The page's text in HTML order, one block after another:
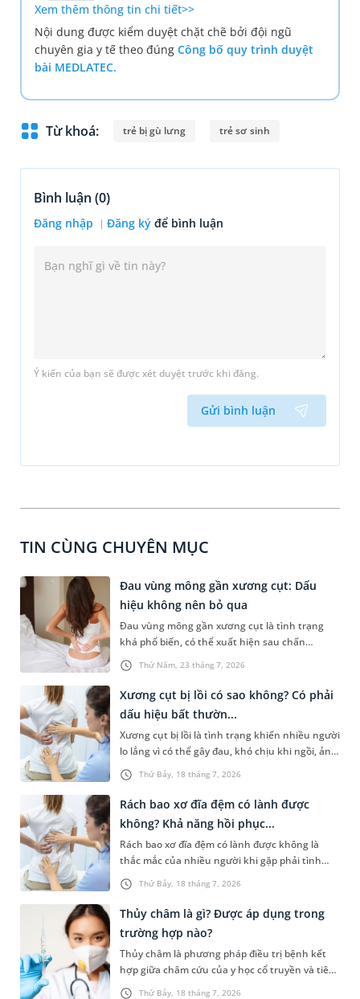
Xem thêm thông tin chi tiết>>
Nội dung được kiểm duyệt chặt chẽ bởi đội ngũ
chuyên gia y tế theo đúng Công bố quy trình duyệt
bài MEDLATEC.
Từ khoá: trẻ bị gù lưng trẻ sơ sinh
Bình luận (0)
Đăng nhập Đăng ký để bình luận
Ý kiến của bạn sẽ được xét duyệt trước khi đăng.
Gửi bình luận
TIN CÙNG CHUYÊN MỤC
Thứ Năm, 23 tháng 7, 2026
Đau vùng mông gần xương cụt: Dấu
hiệu không nên bỏ qua
Đau vùng mông gần xương cụt là tình trạng
khá phổ biến, có thể xuất hiện sau chấn
thương, ngồi lâu hoặc liên quan đến các bệnh
lý cơ xương khớp và thần kinh. Cơn đau không
chỉ gây khó chịu khi vận động khi ngồi hoặc
đứng lên mà còn ảnh hưởng đáng kể đến sinh
hoạt hàng ngày. Việc xác định đúng nguyên
nhân đóng vai trò quan trọng trong quá trình
điều trị, giúp kiểm soát triệu chứng và ngăn
ngừa các biến chứng không mong muốn.
Thứ Bảy, 18 tháng 7, 2026
Xương cụt bị lồi có sao không? Có phải
dấu hiệu bất thườn...
Xương cụt bị lồi là tình trạng khiến nhiều người
lo lắng vì có thể gây đau, khó chịu khi ngồi, ảnh
hưởng đến sinh hoạt hàng ngày. Trên thực tế,
sự thay đổi hình thái này có thể xuất phát từ
đặc điểm giải phẫu tự nhiên, chấn thương hoặc
một số bệnh lý liên quan đến cột sống và mô
mềm vùng cùng cụt. Vậy xương cụt bị lồi có sao
không và khi nào cần đi khám? Bài viết dưới đây
sẽ giúp bạn hiểu rõ hơn về tình trạng này.
Thứ Bảy, 18 tháng 7, 2026
Rách bao xơ đĩa đệm có lành được
không? Khả năng hồi phục...
Rách bao xơ đĩa đệm có lành được không là
thắc mắc của nhiều người khi gặp phải tình
trạng đau lưng kéo dài hoặc được chẩn đoán có
tổn thương đĩa đệm. Câu trả lời phụ thuộc vào
nhiều yếu tố như vị trí tổn thương, mức độ
rách của bao xơ và cách điều trị. Việc phát hiện
sớm, điều trị đúng cách và xây dựng chế độ
sinh hoạt phù hợp có thể giúp giảm triệu
chứng, cải thiện chức năng cột sống và hạn
chế nguy cơ biến chứng.
Thứ Bảy, 18 tháng 7, 2026
Thủy châm là gì? Được áp dụng trong
trường hợp nào?
Thủy châm là phương pháp điều trị bệnh kết
hợp giữa châm cứu của y học cổ truyền và tiêm
thuốc của y học hiện đại để tăng hiệu quả chữa